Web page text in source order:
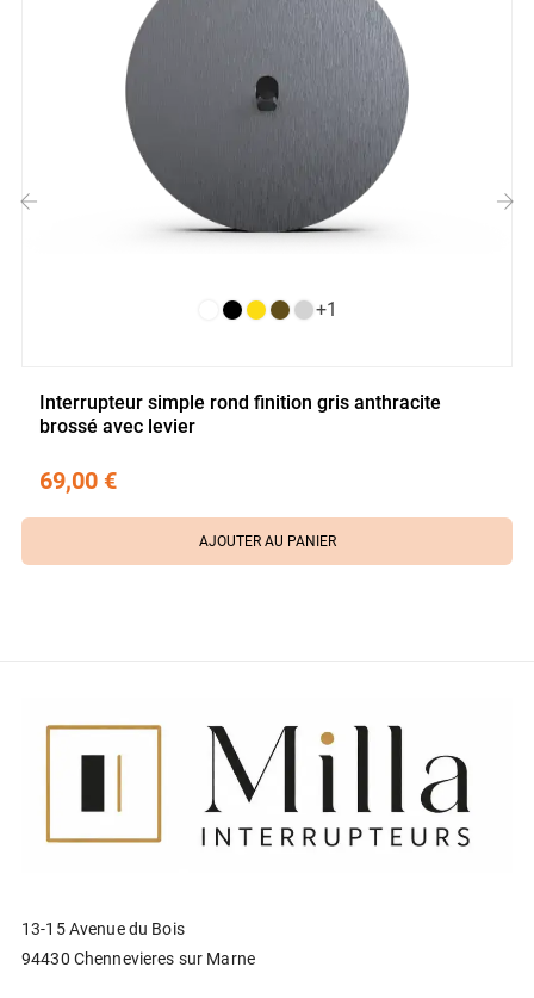
+1
Interrupteur simple rond finition gris anthracite
brossé avec levier
69,00 €
AJOUTER AU PANIER
13-15 Avenue du Bois
94430 Chennevieres sur Marne